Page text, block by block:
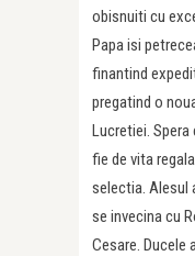
obisnuiti cu
Papa isi
finantind
pregatind o
Lucretiei.
fie de vita
selectia. Alesul
se invecina cu
Cesare. Ducele